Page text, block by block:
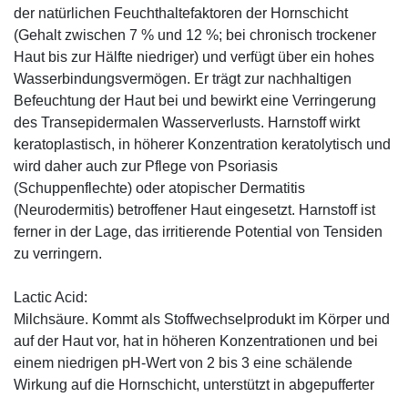
der natürlichen Feuchthaltefaktoren der Hornschicht
(Gehalt zwischen 7 % und 12 %; bei chronisch trockener
Haut bis zur Hälfte niedriger) und verfügt über ein hohes
Wasserbindungsvermögen. Er trägt zur nachhaltigen
Befeuchtung der Haut bei und bewirkt eine Verringerung
des Transepidermalen Wasserverlusts. Harnstoff wirkt
keratoplastisch, in höherer Konzentration keratolytisch und
wird daher auch zur Pflege von Psoriasis
(Schuppenflechte) oder atopischer Dermatitis
(Neurodermitis) betroffener Haut eingesetzt. Harnstoff ist
ferner in der Lage, das irritierende Potential von Tensiden
zu verringern.
Lactic Acid:
Milchsäure. Kommt als Stoffwechselprodukt im Körper und
auf der Haut vor, hat in höheren Konzentrationen und bei
einem niedrigen pH-Wert von 2 bis 3 eine schälende
Wirkung auf die Hornschicht, unterstützt in abgepufferter